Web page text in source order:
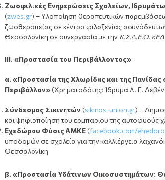
Ζωοφιλικές Ενημερώσεις Σχολείων,
(zwes.gr) – Υλοποίηση θεραπευτικών
ζωοθεραπείας σε κέντρα φιλοξενίας
Θεσσαλονίκη σε συνεργασία με την Κ.Σ.Δ.Ε.Ο.
III. «Προστασία του Περιβάλλοντος»:
α. «Προστασία της Χλωρίδας και της Πανίδας
Περιβάλλον»(Χρηματοδότης: Ίδρυμα Α. Γ.
Σύνδεσμος Σικινητών(sikinos-union.gr) –
και ψηφιοποίηση του ερμπαρίου της αυτοφυούς
Εχεδώρου Φύσις ΑΜΚΕ(facebook.com/
υποδομών σε σχολεία για την καλλιέργεια
Θεσσαλονίκη
β. «Προστασία Υδάτινων Οικοσυστημάτων: